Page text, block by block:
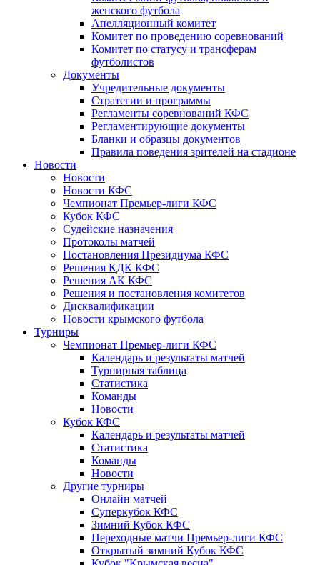
женского футбола
Апелляционный комитет
Комитет по проведению соревнований
Комитет по статусу и трансферам
футболистов
Документы
Учредительные документы
Стратегии и программы
Регламенты соревнований КФС
Регламентирующие документы
Бланки и образцы документов
Правила поведения зрителей на стадионе
Новости
Новости
Новости КФС
Чемпионат Премьер-лиги КФС
Кубок КФС
Судейские назначения
Протоколы матчей
Постановления Президиума КФС
Решения КДК КФС
Решения АК КФС
Решения и постановления комитетов
Дисквалификации
Новости крымского футбола
Турниры
Чемпионат Премьер-лиги КФС
Календарь и результаты матчей
Турнирная таблица
Статистика
Команды
Новости
Кубок КФС
Календарь и результаты матчей
Статистика
Команды
Новости
Другие турниры
Онлайн матчей
Суперкубок КФС
Зимний Кубок КФС
Переходные матчи Премьер-лиги КФС
Открытый зимний Кубок КФС